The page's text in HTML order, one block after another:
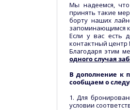
Мы надеемся,
принять такие
борту наших
запоминающимся
Если у вас есть
контактный центр
Благодаря этим
одного случая
В дополнение к
сообщаем о
1. Для
условии